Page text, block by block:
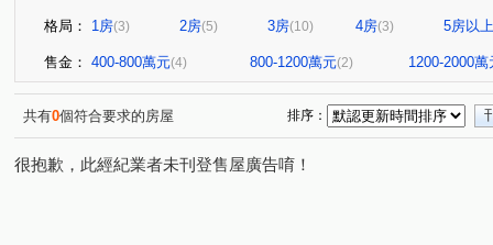
格局： 1房(3) 2房(5) 3房(10) 4房(3) 5房以上
售金： 400-800萬元(4) 800-1200萬元(2) 1200-2000萬
共有0個符合要求的房屋 排序：
很抱歉，此經紀業者未刊登售屋廣告唷！